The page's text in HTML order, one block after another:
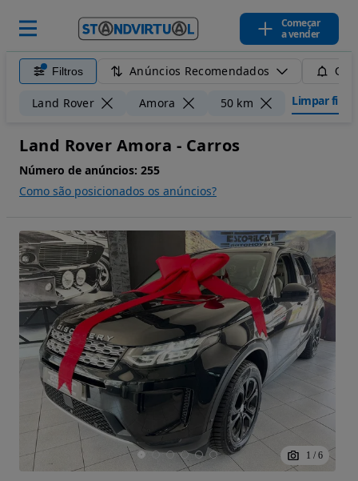
Começar
a vender
Filtros Anúncios Recomendados
Land Rover Amora 50 km Limpar
Land Rover Amora - Carros
Número de anúncios: 255
Como são posicionados os anúncios?
1 / 6